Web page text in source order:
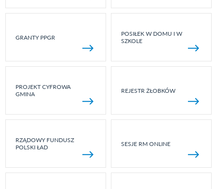
GRANTY PPGR
POSIŁEK W DOMU I W
SZKOLE
PROJEKT CYFROWA
GMINA
REJESTR ŻŁOBKÓW
RZĄDOWY FUNDUSZ
POLSKI ŁAD
SESJE RM ONLINE